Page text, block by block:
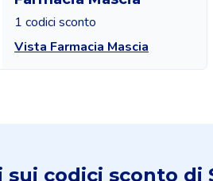
1 codici sconto
Vista Farmacia Mascia
codici sconto di